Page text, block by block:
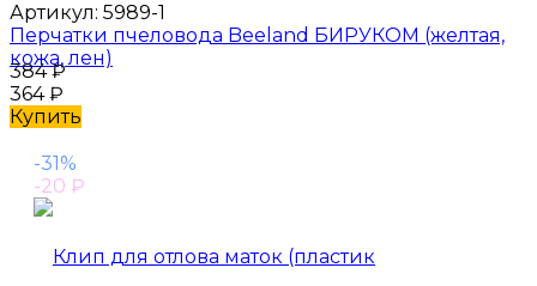
Артикул: 5989-1
Перчатки пчеловода Beeland БИРУКОМ (желтая,
кожа, лен)
384₽
364₽
Купить
-31%
-20 ₽